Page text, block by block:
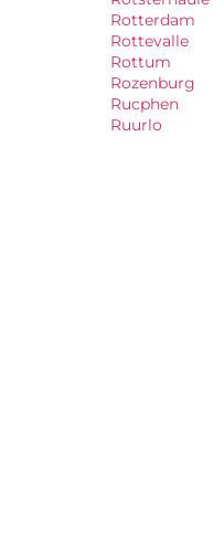
Rotterdam
Rottevalle
Rottum
Rozenburg
Rucphen
Ruurlo